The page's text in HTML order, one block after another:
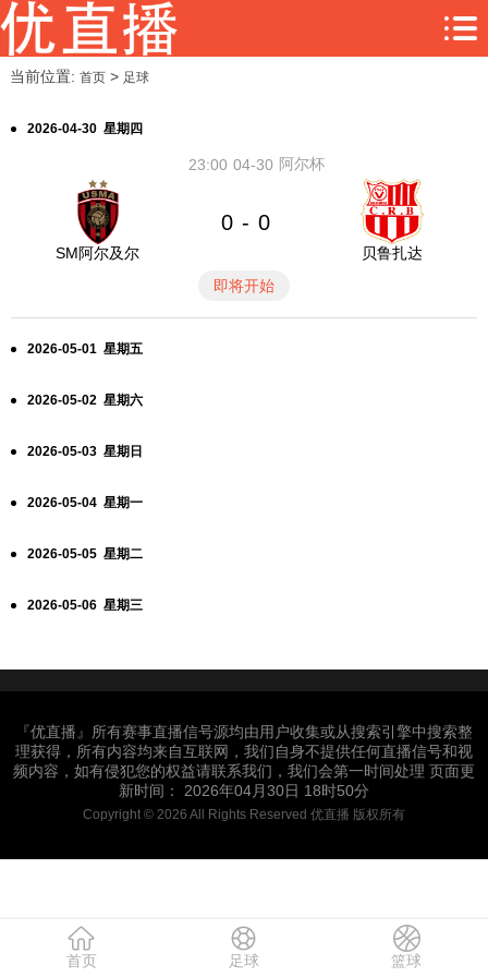
当前位置: 首页> 足球
2026-04-30 星期四
04-30
23:00 阿尔杯
SM阿尔及尔
0 - 0
贝鲁扎达
即将开始
2026-05-01 星期五
2026-05-02 星期六
2026-05-03 星期日
2026-05-04 星期一
2026-05-05 星期二
2026-05-06 星期三
『优直播』所有赛事直播信号源均由用户收集或从搜索引擎中搜索整
理获得，所有内容均来自互联网，我们自身不提供任何直播信号和视
频内容，如有侵犯您的权益请联系我们，我们会第一时间处理 页面更
新时间： 2026年04月30日 18时50分
Copyright © 2026 All Rights Reserved 优直播 版权所有
首页 足球 篮球